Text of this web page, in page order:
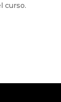
curso.